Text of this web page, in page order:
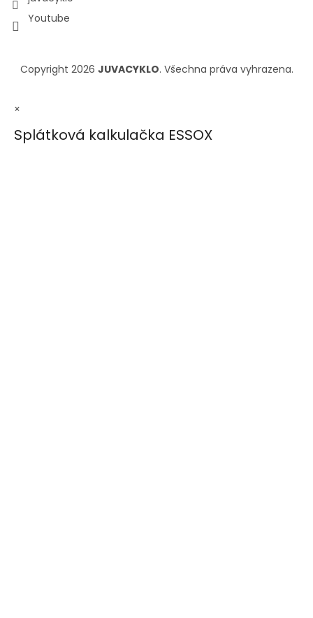
Youtube
Copyright 2026 JUVACYKLO. Všechna práva vyhrazena.
×
Splátková kalkulačka ESSOX